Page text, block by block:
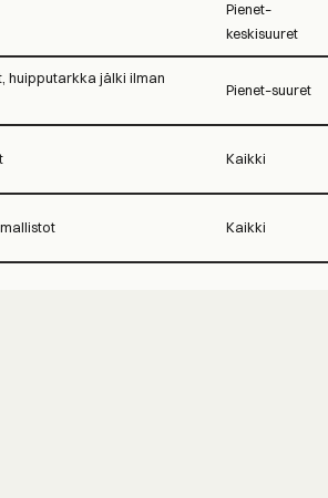
Pienet–
keskisuuret
huipputarkka jälki ilman
Pienet–suuret
Kaikki
Kaikki